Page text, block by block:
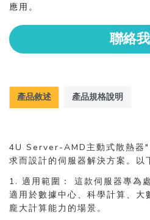
應用。
聯絡
產品敘述 產品規格說明
4U Server-AMD主動式散熱器"
求而設計的伺服器解決方案。以
1. 適用範圍： 這款伺服器專為
適用於數據中心、科學計算、大
龐大計算能力的場景。